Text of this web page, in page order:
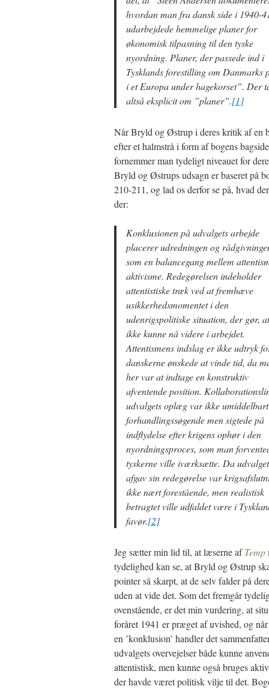
hvordan man fra dansk side i 1940-
udarbejdede hemmelige planer for
økonomisk tilpasning til den tyske
nyordning. Planer, der passede ind i
Tysklands forestilling om Danmarks
i et Europa under hagekorset”. Der
altså eksplicit om ”planer”.[1]
Når Bryld og Østrup i deres kritik af en
efter et halmstrå i form af bogens
fornemmer man tydeligt niveauet for
Bryld og Østrups udsagn er baseret på
210-211, og lad os derfor se på, hvad
der:
Konklusionen på udvalgets arbejde
placerer udredningen og
som en balancegang mellem
aktivisme. Redegørelsen indeholder
attentistiske træk ved at fremhæve
usikkerhedsmomentet i den
udenrigspolitiske situation, der gør,
ikke kunne nå videre i arbejdet.
Attentismens indslag er ikke udtryk
danskerne ønskede at vinde tid, da
her var at indtage en konstruktiv
afventende position.
udvalgets oplæg var ikke umiddelbart
forhandlingssøgende men sigtede på
indflydelse efter krigens ophør i den
nyordningsproces, som man
tyskerne ville iværksætte. Da udvalget
afgav sin redegørelse var
ikke nært forestående, men realistisk
betragtet ville udfaldet være i
favør.[2]
Jeg sætter min lid til, at læserne afTemp
tydelighed kan se, at Bryld og Østrup
pointer så skarpt, at de selv falder på
uden at vide det. Som det fremgår
ovenstående, er det min vurdering, at
foråret 1941 er præget af uvished, og
en ’konklusion’ handler det
udvalgets overvejelser både kunne
attentistisk, men kunne også bruges
der havde været politisk vilje til det.